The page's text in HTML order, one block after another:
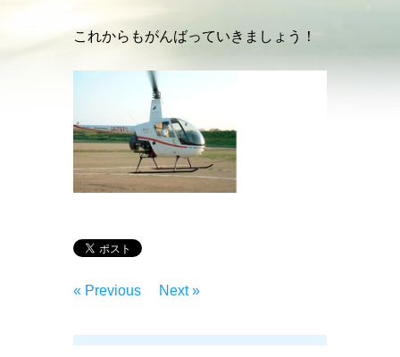
これからもがんばっていきましょう！
« Previous Next »